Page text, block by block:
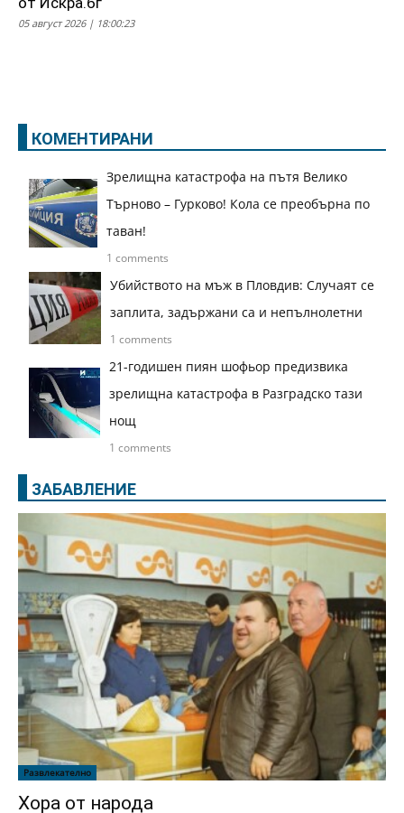
05 август 2026 | 18:00:23
КОМЕНТИРАНИ
Зрелищна катастрофа на пътя Велико
Търново – Гурково! Кола се преобърна по
таван!
1 comments
Убийството на мъж в Пловдив: Случаят се
заплита, задържани са и непълнолетни
1 comments
21-годишен пиян шофьор предизвика
зрелищна катастрофа в Разградско тази
нощ
1 comments
ЗАБАВЛЕНИЕ
Развлекателно
Хора от народа